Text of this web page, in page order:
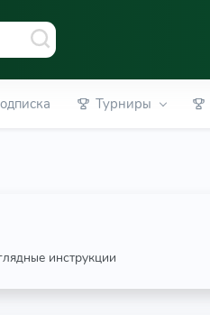
Турниры
инструкции